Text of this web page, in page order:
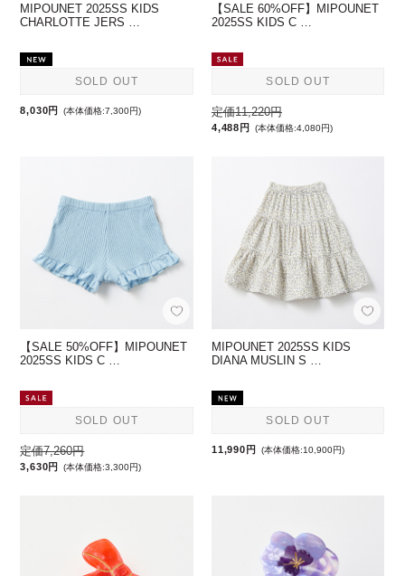
MIPOUNET 2025SS KIDS
CHARLOTTE JERS …
SOLD OUT
8,030円 (本体価格:7,300円)
【SALE 60%OFF】MIPOUNET
2025SS KIDS C …
SOLD OUT
定価11,220円
4,488円 (本体価格:4,080円)
【SALE 50%OFF】MIPOUNET
2025SS KIDS C …
SOLD OUT
定価7,260円
3,630円 (本体価格:3,300円)
MIPOUNET 2025SS KIDS
DIANA MUSLIN S …
SOLD OUT
11,990円 (本体価格:10,900円)